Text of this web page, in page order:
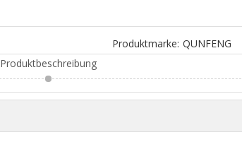
Produktmarke: QUNFENG
Produktbeschreibung